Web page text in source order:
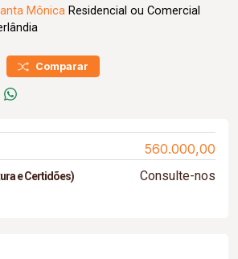
Mônica Residencial ou Comercial
Comparar
560.000,00
e Certidões) Consulte-nos